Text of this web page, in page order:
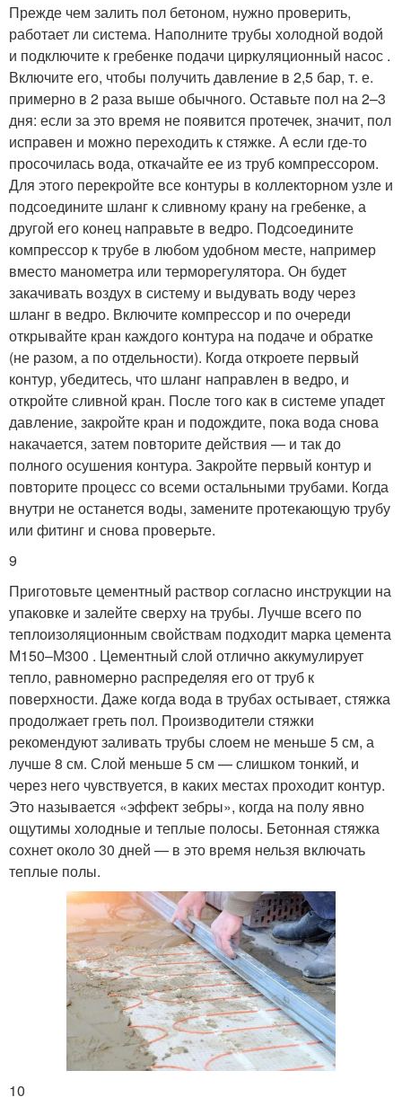
Прежде чем залить пол бетоном, нужно проверить,
работает ли система. Наполните трубы холодной водой
и подключите к гребенке подачи циркуляционный насос .
Включите его, чтобы получить давление в 2,5 бар, т. е.
примерно в 2 раза выше обычного. Оставьте пол на 2–3
дня: если за это время не появится протечек, значит, пол
исправен и можно переходить к стяжке. А если где-то
просочилась вода, откачайте ее из труб компрессором.
Для этого перекройте все контуры в коллекторном узле и
подсоедините шланг к сливному крану на гребенке, а
другой его конец направьте в ведро. Подсоедините
компрессор к трубе в любом удобном месте, например
вместо манометра или терморегулятора. Он будет
закачивать воздух в систему и выдувать воду через
шланг в ведро. Включите компрессор и по очереди
открывайте кран каждого контура на подаче и обратке
(не разом, а по отдельности). Когда откроете первый
контур, убедитесь, что шланг направлен в ведро, и
откройте сливной кран. После того как в системе упадет
давление, закройте кран и подождите, пока вода снова
накачается, затем повторите действия — и так до
полного осушения контура. Закройте первый контур и
повторите процесс со всеми остальными трубами. Когда
внутри не останется воды, замените протекающую трубу
или фитинг и снова проверьте.
9
Приготовьте цементный раствор согласно инструкции на
упаковке и залейте сверху на трубы. Лучше всего по
теплоизоляционным свойствам подходит марка цемента
М150–М300 . Цементный слой отлично аккумулирует
тепло, равномерно распределяя его от труб к
поверхности. Даже когда вода в трубах остывает, стяжка
продолжает греть пол. Производители стяжки
рекомендуют заливать трубы слоем не меньше 5 см, а
лучше 8 см. Слой меньше 5 см — слишком тонкий, и
через него чувствуется, в каких местах проходит контур.
Это называется «эффект зебры», когда на полу явно
ощутимы холодные и теплые полосы. Бетонная стяжка
сохнет около 30 дней — в это время нельзя включать
теплые полы.
10